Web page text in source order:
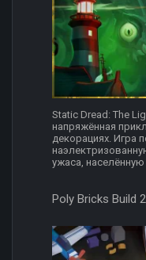
Static Dread: The
напряжённая
декорациях. Игра
ужаса,
Poly Bricks Build